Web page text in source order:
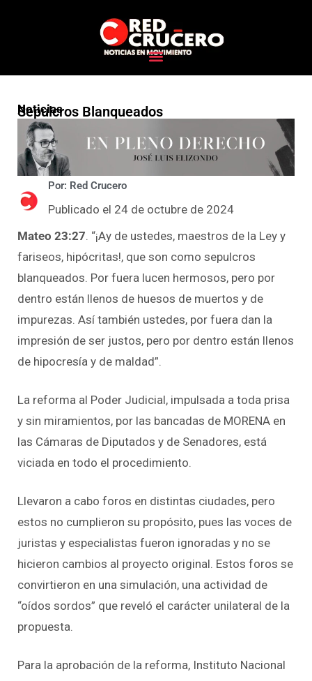
Noticias
Sepulcros Blanqueados
Por: Red Crucero
Publicado el 24 de octubre de 2024
Mateo 23:27. “¡Ay de ustedes, maestros de la Ley y
fariseos, hipócritas!, que son como sepulcros
blanqueados. Por fuera lucen hermosos, pero por
dentro están llenos de huesos de muertos y de
impurezas. Así también ustedes, por fuera dan la
impresión de ser justos, pero por dentro están llenos
de hipocresía y de maldad”.
La reforma al Poder Judicial, impulsada a toda prisa
y sin miramientos, por las bancadas de MORENA en
las Cámaras de Diputados y de Senadores, está
viciada en todo el procedimiento.
Llevaron a cabo foros en distintas ciudades, pero
estos no cumplieron su propósito, pues las voces de
juristas y especialistas fueron ignoradas y no se
hicieron cambios al proyecto original. Estos foros se
convirtieron en una simulación, una actividad de
“oídos sordos” que reveló el carácter unilateral de la
propuesta.
Para la aprobación de la reforma, Instituto Nacional